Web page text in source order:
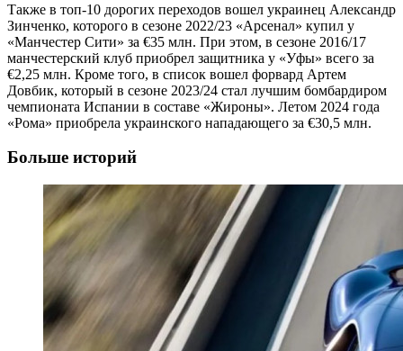
Также в топ-10 дорогих переходов вошел украинец Александр
Зинченко, которого в сезоне 2022/23 «Арсенал» купил у
«Манчестер Сити» за €35 млн. При этом, в сезоне 2016/17
манчестерский клуб приобрел защитника у «Уфы» всего за
€2,25 млн. Кроме того, в список вошел форвард Артем
Довбик, который в сезоне 2023/24 стал лучшим бомбардиром
чемпионата Испании в составе «Жироны». Летом 2024 года
«Рома» приобрела украинского нападающего за €30,5 млн.
Больше историй